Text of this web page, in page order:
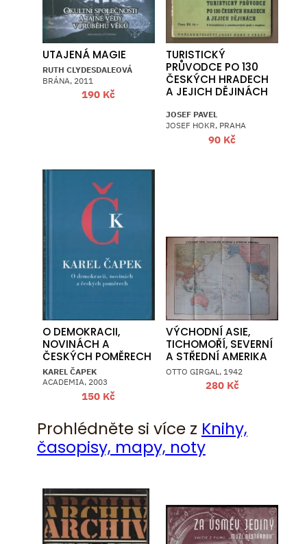
UTAJENÁ MAGIE
RUTH CLYDESDALEOVÁ
BRÁNA, 2011
190 Kč
TURISTICKÝ
PRŮVODCE PO 130
ČESKÝCH HRADECH
A JEJICH DĚJINÁCH
JOSEF PAVEL
JOSEF HOKR, PRAHA
90 Kč
O DEMOKRACII,
NOVINÁCH A
ČESKÝCH POMĚRECH
KAREL ČAPEK
ACADEMIA, 2003
150 Kč
VÝCHODNÍ ASIE,
TICHOMOŘÍ, SEVERNÍ
A STŘEDNÍ AMERIKA
OTTO GIRGAL, 1942
280 Kč
Prohlédněte si více z Knihy,
časopisy, mapy, noty